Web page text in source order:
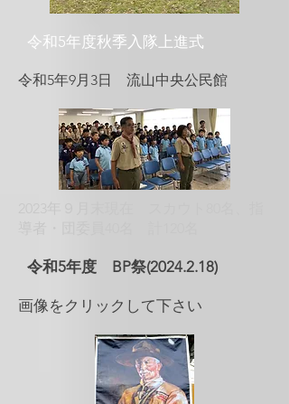
​令和5年度秋季入隊上進式
​令和5年9月3日 流山中央公民館
​令和5年度 BP祭(2024.2.18)
​画像をクリックして下さい